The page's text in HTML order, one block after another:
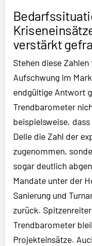
verstärkt
Stehen diese
Aufschwung im
endgültige Antwort
Trendbarometer
beispielsweise,
Delle die Zahl der
zugenommen,
sogar deutlich
Mandate unter der
Sanierung und
zurück.
Trendbarometer
Projekteinsätze.